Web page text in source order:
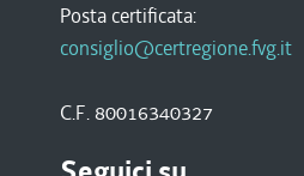
Posta certificata:
consiglio@certregione.fvg.it
C.F. 80016340327